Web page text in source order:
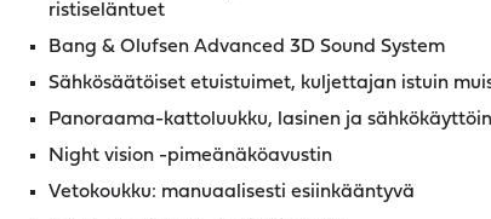
ristiseläntuet
Bang & Olufsen Advanced 3D Sound System
Sähkösäätöiset etuistuimet, kuljettajan istuin
Panoraama-kattoluukku, lasinen ja
Night vision -pimeänäköavustin
Vetokoukku: manuaalisesti esiinkääntyvä